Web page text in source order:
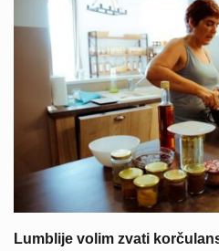
Lumblije volim zvati